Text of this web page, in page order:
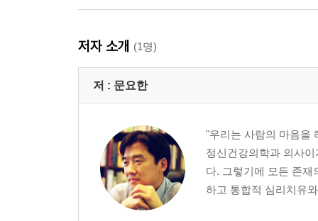
저자 소개 (1명)
저 : 문요한
"우리는 사람의 마음을
정신건강의학과 의사
다. 그렇기에 모든 존재
하고 통합적 심리치유